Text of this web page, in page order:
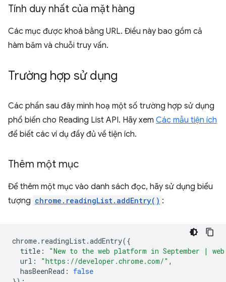
Tính duy nhất của mặt hàng
Các mục được khoá bằng URL. Điều này bao gồm cả
hàm băm và chuỗi truy vấn.
Trường hợp sử dụng
Các phần sau đây minh hoạ một số trường hợp sử dụng
phổ biến cho Reading List API. Hãy xem Các mẫu tiện ích
để biết các ví dụ đầy đủ về tiện ích.
Thêm một mục
Để thêm một mục vào danh sách đọc, hãy sử dụng biểu
tượng chrome.readingList.addEntry() :
chrome. readingList .addEntry({
title :
"New to the web platform in September |
url : "https://developer.chrome.com/" ,
hasBeenRead :
false